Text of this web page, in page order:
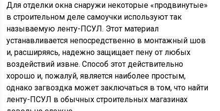
Для отделки окна снаружи некоторые «продвинутые»
в строительном деле самоучки используют так
называемую ленту-ПСУЛ. Этот материал
устанавливается непосредственно в монтажный шов
и, расширяясь, надежно защищает пену от любых
воздействий извне. Способ этот действительно
хорошо и, пожалуй, является наиболее простым,
однако загвоздка может заключаться в том, что найти
ленту-ПСУЛ в обычных строительных магазинах